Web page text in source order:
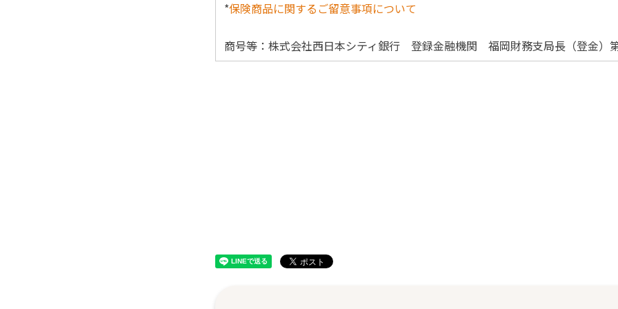
*保険商品に関するご留意事項について
商号等：株式会社西日本シティ銀行 登録金融機関 福岡財務支局長（登金）